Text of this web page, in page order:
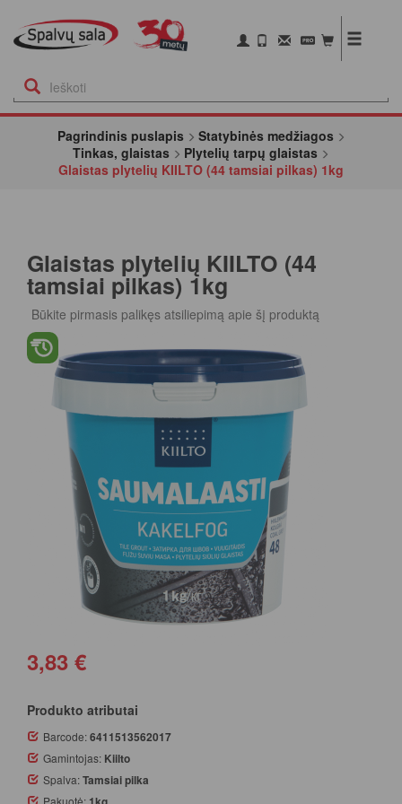
Pagrindinis puslapis
Statybinės medžiagos
Tinkas, glaistas
Plytelių tarpų glaistas
Glaistas plytelių KIILTO (44 tamsiai pilkas) 1kg
Glaistas plytelių KIILTO (44
tamsiai pilkas) 1kg
Būkite pirmasis palikęs atsiliepimą apie šį produktą
3,83 €
Produkto atributai
Barcode:6411513562017
Gamintojas: Kiilto
Spalva:Tamsiai pilka
Pakuotė: